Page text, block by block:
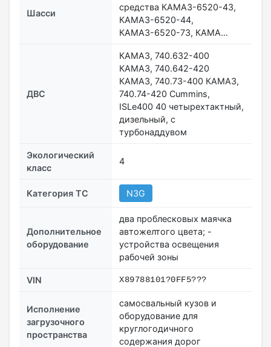
Шасси
средства КАМАЗ-6520-43,
КАМАЗ-6520-44,
КАМАЗ-6520-73, КАМА…
ДВС
КАМАЗ, 740.632-400
КАМАЗ, 740.642-420
КАМАЗ, 740.73-400 КАМАЗ,
740.74-420 Cummins,
ISLe400 40 четырехтактный,
дизельный, с
турбонаддувом
Экологический
класс
4
Категория ТС N3G
Дополнительное
оборудование
два проблесковых маячка
автожелтого цвета; -
устройства освещения
рабочей зоны
VIN X89788101?0FF5???
Исполнение
загрузочного
пространства
самосвальный кузов и
оборудование для
круглогодичного
содержания дорог